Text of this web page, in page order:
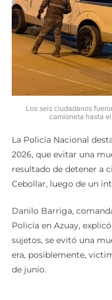
Los seis ciudadanos
camioneta hasta
La Policía Nacional
2026, que evitar una
resultado de detener a
Cebollar, luego de un
Danilo Barriga,
Policía en Azuay,
sujetos, se evitó una
era, posiblemente,
de junio.